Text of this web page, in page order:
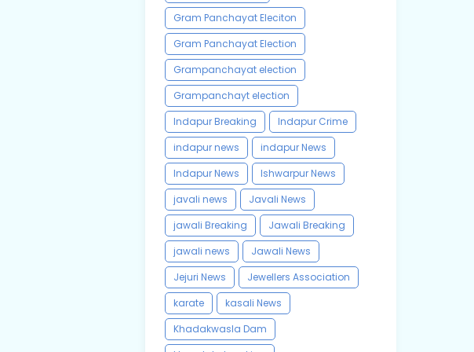
Gram Panchayat Eleciton
Gram Panchayat Election
Grampanchayat election
Grampanchayt election
Indapur Breaking
Indapur Crime
indapur news
indapur News
Indapur News
Ishwarpur News
javali news
Javali News
jawali Breaking
Jawali Breaking
jawali news
Jawali News
Jejuri News
Jewellers Association
karate
kasali News
Khadakwasla Dam